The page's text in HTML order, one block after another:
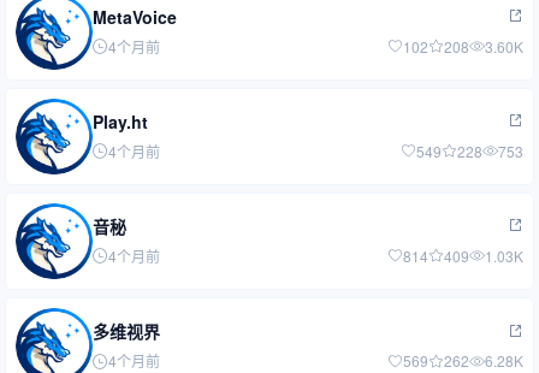
MetaVoice
4个月前 102 208 3.60K
Play.ht
4个月前 549 228 753
音秘
4个月前 814 409 1.03K
多维视界
4个月前 569 262 6.28K